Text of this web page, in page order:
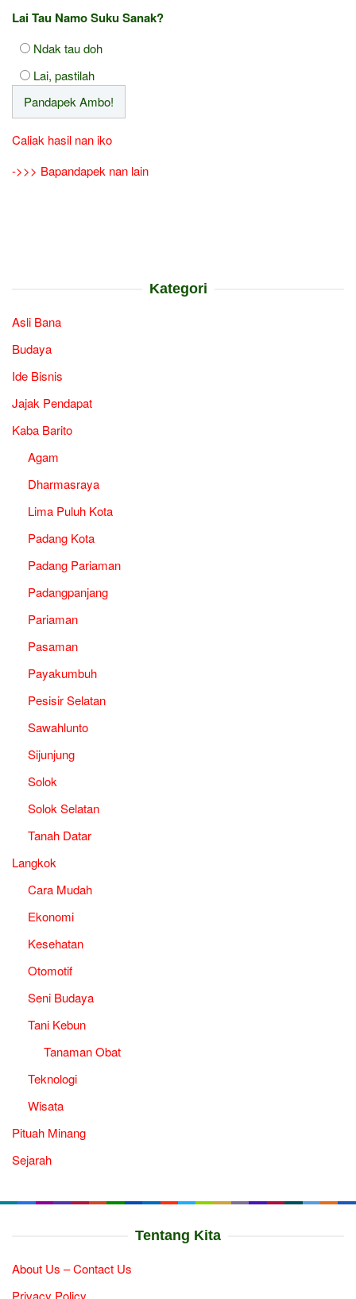
Lai Tau Namo Suku Sanak?
Ndak tau doh
Lai, pastilah
Caliak hasil nan iko
->>> Bapandapek nan lain
Kategori
Asli Bana
Budaya
Ide Bisnis
Jajak Pendapat
Kaba Barito
Agam
Dharmasraya
Lima Puluh Kota
Padang Kota
Padang Pariaman
Padangpanjang
Pariaman
Pasaman
Payakumbuh
Pesisir Selatan
Sawahlunto
Sijunjung
Solok
Solok Selatan
Tanah Datar
Langkok
Cara Mudah
Ekonomi
Kesehatan
Otomotif
Seni Budaya
Tani Kebun
Tanaman Obat
Teknologi
Wisata
Pituah Minang
Sejarah
Tentang Kita
About Us – Contact Us
Privacy Policy